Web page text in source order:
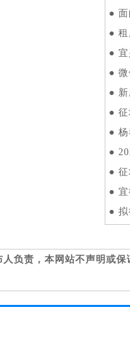
●
●
●
●
●
●
●
●
●
●
●
负责，本网站不声明或保